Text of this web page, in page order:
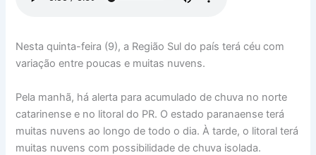
Nesta quinta-feira (9), a Região Sul do país terá céu com
variação entre poucas e muitas nuvens.
Pela manhã, há alerta para acumulado de chuva no norte
catarinense e no litoral do PR. O estado paranaense terá
muitas nuvens ao longo de todo o dia. À tarde, o litoral terá
muitas nuvens com possibilidade de chuva isolada.